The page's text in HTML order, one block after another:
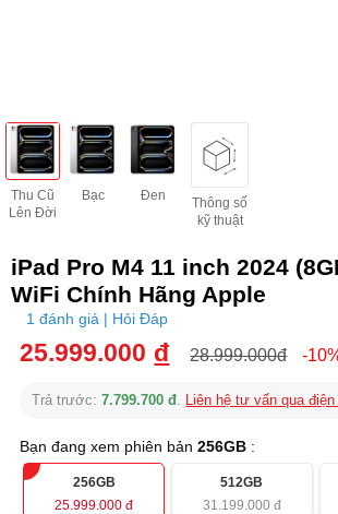
Thu Cũ
Lên Đời
Bạc Đen
Thông số
kỹ thuật
iPad Pro M4 11 inch 2024
WiFi Chính Hãng Apple
1 đánh giá | Hỏi Đáp
25.999.000 đ 28.999.000đ -
Trả trước:7.799.700 đ. Liên hệ tư vấn qua điện
Bạn đang xem phiên bản256GB :
256GB
25.999.000 đ
512GB
31.199.000đ